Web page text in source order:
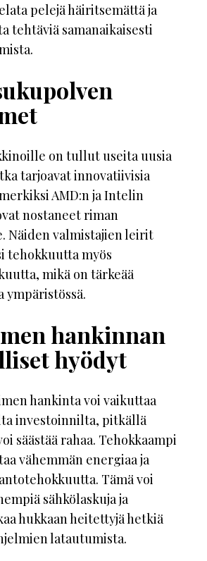
pelejä häiritsemättä ja
tehtäviä samanaikaisesti
on tullut useita uusia
tarjoavat innovatiivisia
AMD:n ja Intelin
nostaneet riman
Näiden valmistajien leirit
tehokkuutta myös
mikä on tärkeää
ympäristössä.
hankinnan
hyödyt
hankinta voi vaikuttaa
investoinnilta, pitkällä
säästää rahaa. Tehokkaampi
vähemmän energiaa ja
Tämä voi
sähkölaskuja ja
hukkaan heitettyjä hetkiä
latautumista.